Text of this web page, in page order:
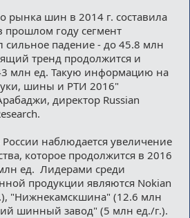
рынка шин в 2014 г. составила
прошлом году сегмент
сильное падение - до 45.8 млн
тренд продолжится и
млн ед. Такую информацию на
шины и РТИ 2016"
директор Russian
наблюдается увеличение
которое продолжится в 2016
ед. Лидерами среди
продукции являются Nokian
"Нижнекамскшина" (12.6 млн
шинный завод" (5 млн ед./г.).